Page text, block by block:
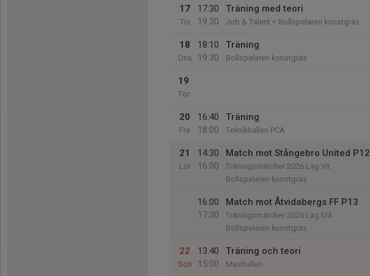
17
Tis
17:30
19:30
Träning med teori
Job & Talent + Bollspelaren konstgräs
18
Ons
18:10
19:30
Träning
Bollspelaren konstgräs
19
Tor
20
Fre
16:40
18:00
Träning
Teknikhallen PCA
21
Lör
14:30
16:00
Match mot Stångebro United P12
Träningsmatcher 2026 Lag Vit
Bollspelaren konstgräs
16:00
17:30
Match mot Åtvidabergs FF P13
Träningsmatcher 2026 Lag blå
Bollspelaren konstgräs
22
Sön
13:40
15:00
Träning och teori
Maxihallen